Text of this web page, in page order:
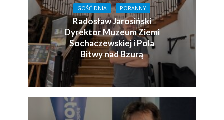
GOŚĆ DNIA PORANNY
Radosław Jarosiński
Dyrektor Muzeum Ziemi
Sochaczewskiej i Pola
Bitwy nad Bzurą